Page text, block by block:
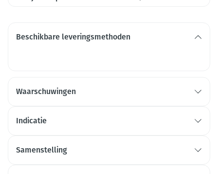
Beschikbare leveringsmethoden
Waarschuwingen
Indicatie
Samenstelling